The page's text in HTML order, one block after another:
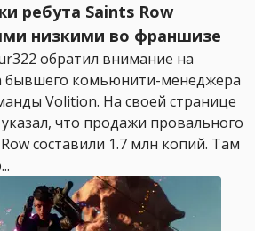
ребута Saints Row
низкими во франшизе
обратил внимание на
бывшего комьюнити-менеджера
Volition. На своей странице
что продажи провального
составили 1.7 млн копий. Там